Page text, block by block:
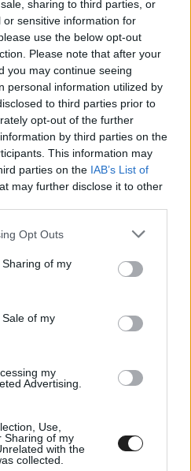
sharing to third parties, or
sensitive information for
use the below opt-out
Please note that after your
you may continue seeing
personal information utilized by
to third parties prior to
opt-out of the further
by third parties on the
This information may
parties on the IAB’s List of
may further disclose it to other
app uses one or more Google
behaviour. You may click to
and its third-party tags to
purposes in below Google
Opt Outs
of my
of my
my
Advertising.
Use,
Sharing of my
with the
collected.
65
ROMEO
46
MARTIN
32
29
23
22
MARTIN
13
4
2
Bull előnye már 165
pedig 67